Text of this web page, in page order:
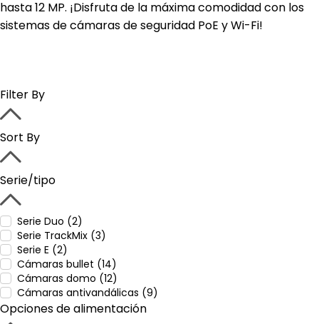
hasta 12 MP. ¡Disfruta de la máxima comodidad con los
sistemas de cámaras de seguridad PoE y Wi-Fi!
Filter By
Sort By
Serie/tipo
Serie Duo (2)
Serie TrackMix (3)
Serie E (2)
Cámaras bullet (14)
Cámaras domo (12)
Cámaras antivandálicas (9)
Opciones de alimentación